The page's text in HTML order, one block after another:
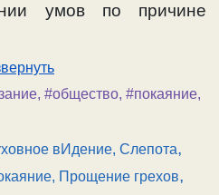
умов по причине
, #общество, #покаяние,
вИдение, Слепота,
Прощение грехов,